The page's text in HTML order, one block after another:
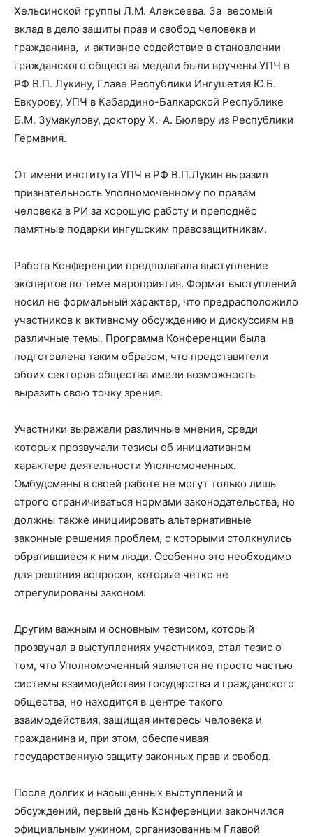
Хельсинской группы Л.М. Алексеева. За весомый
вклад в дело защиты прав и свобод человека и
гражданина, и активное содействие в становлении
гражданского общества медали были вручены УПЧ в
РФ В.П. Лукину, Главе Республики Ингушетия Ю.Б.
Евкурову, УПЧ в Кабардино-Балкарской Республике
Б.М. Зумакулову, доктору Х.-А. Бюлеру из Республики
Германия.
От имени института УПЧ в РФ В.П.Лукин выразил
признательность Уполномоченному по правам
человека в РИ за хорошую работу и преподнёс
памятные подарки ингушским правозащитникам.
Работа Конференции предполагала выступление
экспертов по теме мероприятия. Формат выступлений
носил не формальный характер, что предрасположило
участников к активному обсуждению и дискуссиям на
различные темы. Программа Конференции была
подготовлена таким образом, что представители
обоих секторов общества имели возможность
выразить свою точку зрения.
Участники выражали различные мнения, среди
которых прозвучали тезисы об инициативном
характере деятельности Уполномоченных.
Омбудсмены в своей работе не могут только лишь
строго ограничиваться нормами законодательства, но
должны также инициировать альтернативные
законные решения проблем, с которыми столкнулись
обратившиеся к ним люди. Особенно это необходимо
для решения вопросов, которые четко не
отрегулированы законом.
Другим важным и основным тезисом, который
прозвучал в выступлениях участников, стал тезис о
том, что Уполномоченный является не просто частью
системы взаимодействия государства и гражданского
общества, но находится в центре такого
взаимодействия, защищая интересы человека и
гражданина и, при этом, обеспечивая
государственную защиту законных прав и свобод.
После долгих и насыщенных выступлений и
обсуждений, первый день Конференции закончился
официальным ужином, организованным Главой